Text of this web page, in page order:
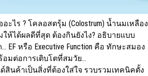
ะไร ? โคลอสตรุ้ม (Colostrum) น้ำนมเหลือง
ห้ได้ผลดีที่สุด ต้องกินยังไง? อธิบายแบบ
หรือ Executive Function คือ ทักษะสมอง
มต่อการเติบโตที่สมวัย…
สินค้าเป็นสิ่งที่ต้องใส่ใจ รวบรวมเทคนิคตั้ง